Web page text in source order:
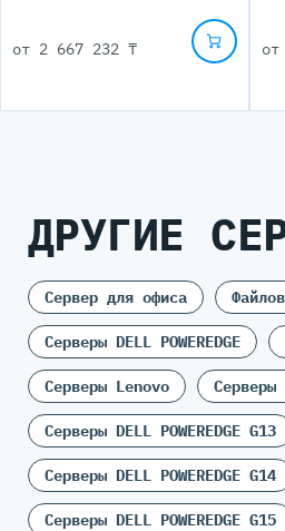
от 2 667 232 ₸ от
ДРУГИЕ
Сервер для офиса
Серверы DELL POWEREDGE
Серверы Lenovo Серверы
Серверы DELL POWEREDGE G13
Серверы DELL POWEREDGE G14
Серверы DELL POWEREDGE G15